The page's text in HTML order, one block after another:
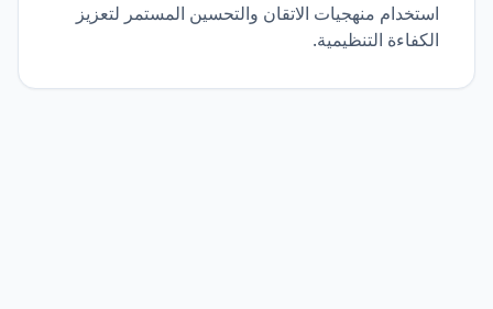
استخدام منهجيات الاتقان والتحسين المستمر لتعزيز
الكفاءة التنظيمية.